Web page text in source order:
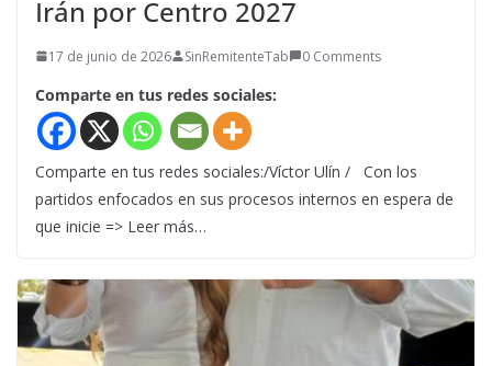
Irán por Centro 2027
17 de junio de 2026 SinRemitenteTab 0 Comments
Comparte en tus redes sociales:
Comparte en tus redes sociales:/Víctor Ulín / Con los
partidos enfocados en sus procesos internos en espera de
que inicie => Leer más…